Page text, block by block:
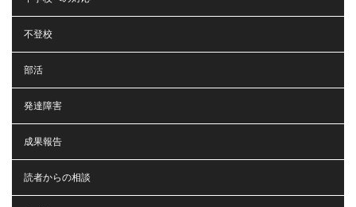
不登校
部活
発達障害
成果報告
読者からの相談